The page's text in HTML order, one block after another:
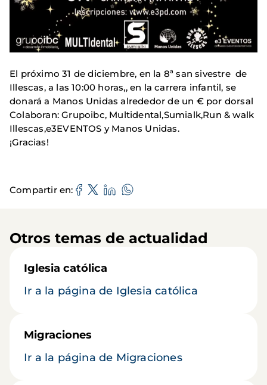
El próximo 31 de diciembre, en la 8ª san sivestre de
Illescas, a las 10:00 horas,, en la carrera infantil, se
donará a Manos Unidas alrededor de un € por dorsal
Colaboran: Grupoibc, Multidental,Sumialk,Run & walk
Illescas,e3EVENTOS y Manos Unidas.
¡Gracias!
Compartir en
Otros temas de actualidad
Iglesia católica
Ir a la página de Iglesia católica
Migraciones
Ir a la página de Migraciones